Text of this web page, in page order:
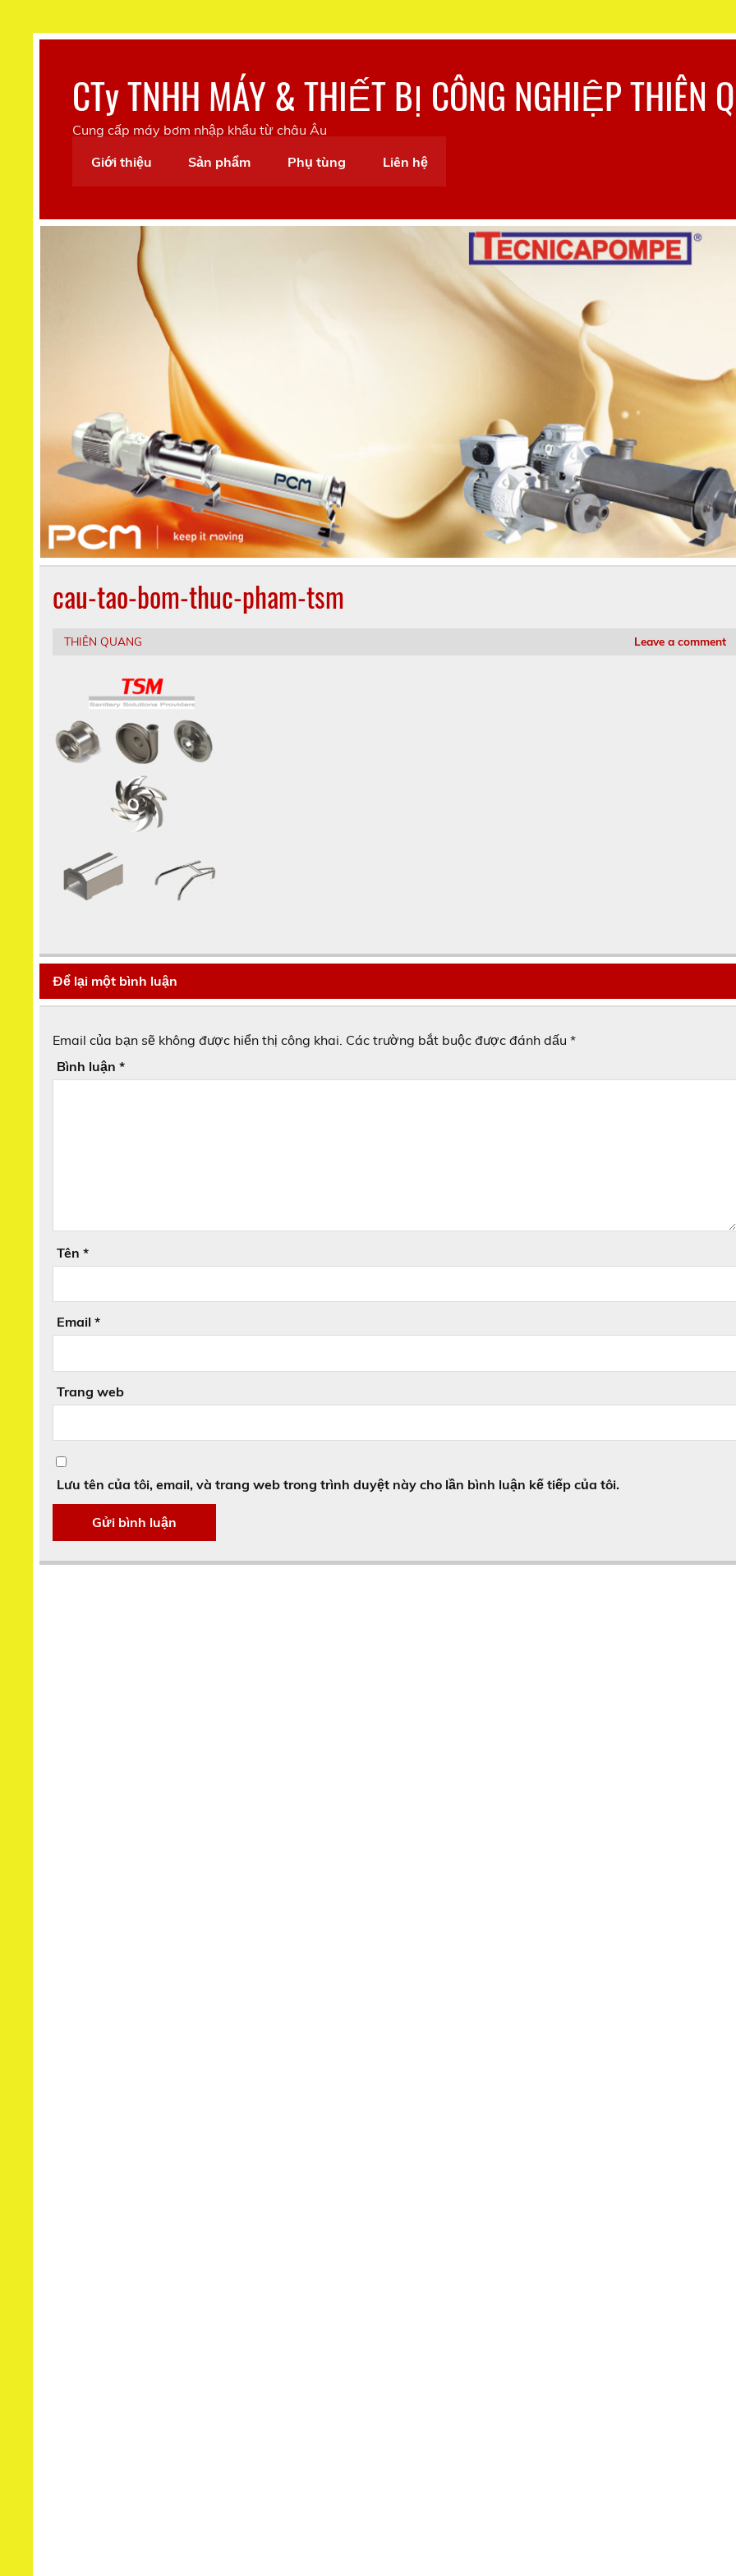
content
CTy TNHH MÁY & THIẾT BỊ CÔNG NGHIỆP THIÊN
Cung cấp máy bơm nhập khẩu từ châu Âu
Giới thiệu
Sản phẩm Phụ tùng Liên hệ
cau-tao-bom-thuc-pham-tsm
THIÊN QUANG Leave a comment
Để lại một bình luận
Email của bạn sẽ không được hiển thị công khai. Các trường bắt buộc được đánh dấu*
Bình luận*
Tên*
Email*
Trang web
Lưu tên của tôi, email, và trang web trong trình duyệt này cho lần bình luận kế tiếp của tôi.